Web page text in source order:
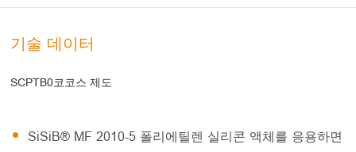
기술 데이터
SCPTB0코코스 제도
SiSiB® MF 2010-5 폴리에틸렌 실리콘 액체를 응용하면